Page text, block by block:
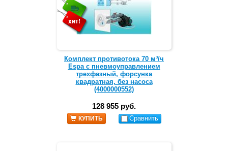
Комплект противотока 70 м³/ч
Espa с пневмоуправлением
трехфазный, форсунка
квадратная, без насоса
(4000000552)
128 955 руб.
КУПИТЬ Сравнить